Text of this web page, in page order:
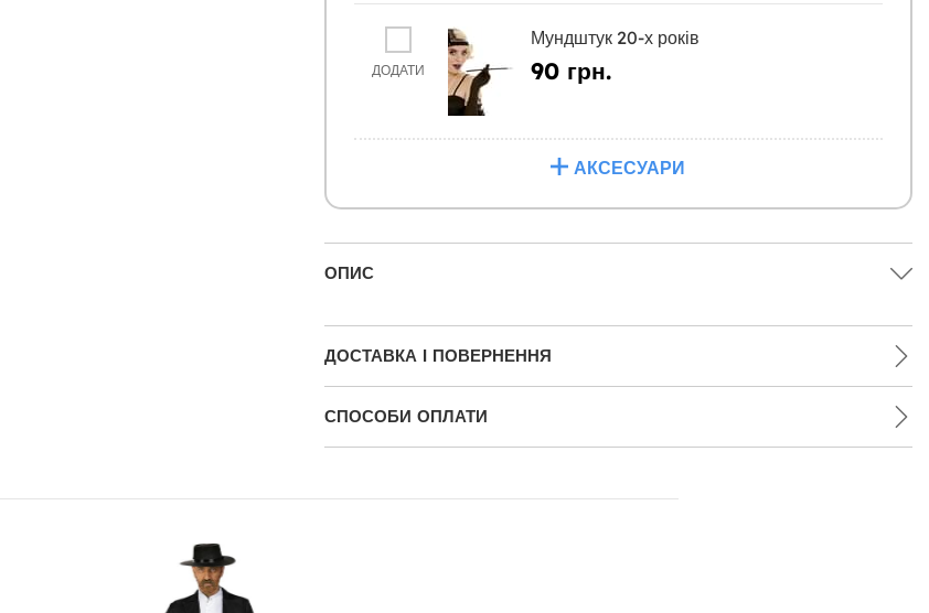
ДОДАТИ
Мундштук 20-х років
90 грн.
АКСЕСУАРИ
ОПИС
ДОСТАВКА І ПОВЕРНЕННЯ
СПОСОБИ ОПЛАТИ